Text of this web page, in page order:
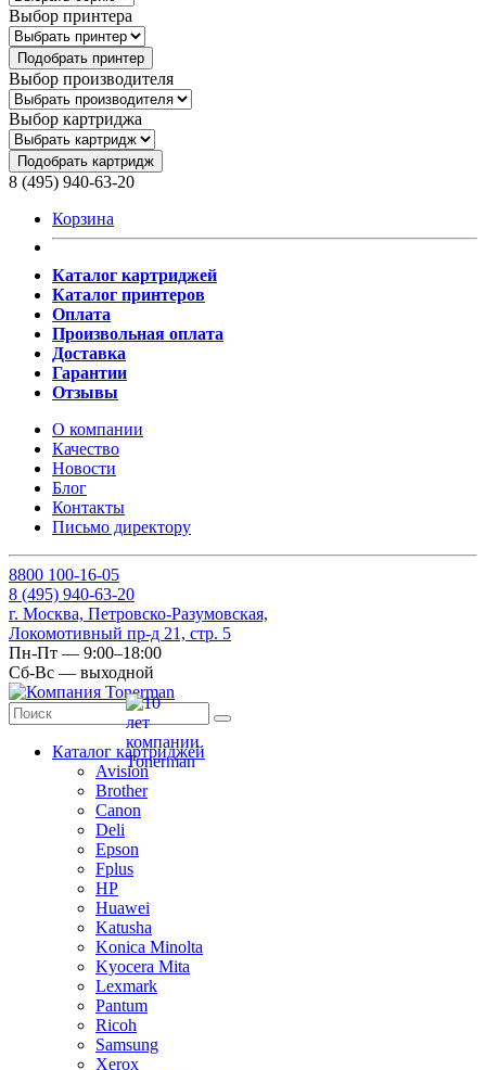
Выбор принтера
Подобрать принтер
Выбор производителя
Выбор картриджа
Подобрать картридж
8 (495) 940-63-20
Корзина
Каталог картриджей
Каталог принтеров
Оплата
Произвольная оплата
Доставка
Гарантии
Отзывы
О компании
Качество
Новости
Блог
Контакты
Письмо директору
8800 100-16-05
8 (495) 940-63-20
г. Москва, Петровско-Разумовская,
Локомотивный пр-д 21, стр. 5
Пн-Пт — 9:00–18:00
Сб-Вс — выходной
Каталог картриджей
Avision
Brother
Canon
Deli
Epson
Fplus
HP
Huawei
Katusha
Konica Minolta
Kyocera Mita
Lexmark
Pantum
Ricoh
Samsung
Xerox